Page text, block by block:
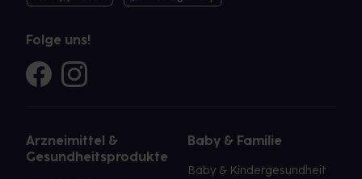
Folge uns!
Arzneimittel &
Gesundheitsprodukte
Baby & Familie
Baby & Kindergesundheit